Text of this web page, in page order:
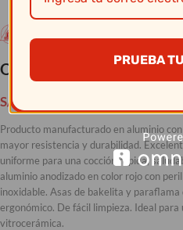
Olla Alum Bombeada T/
S/ 127.50
Producto manufacturado en aluminio
mayor resistencia y durabilidad.
uniforme para una cocción rápida,
aluminio anodizado en color rojo con
inoxidable. Asas de bakelita y
ergonómico. De fácil limpieza. Ideal para
vitrocerámica.
PRUEBA